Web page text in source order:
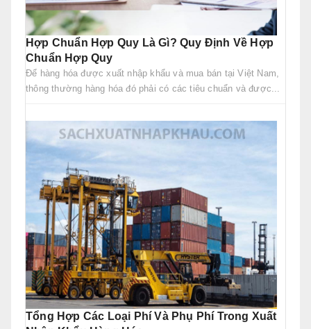
Hợp Chuẩn Hợp Quy Là Gì? Quy Định Về Hợp
Chuẩn Hợp Quy
Để hàng hóa được xuất nhập khẩu và mua bán tại Việt Nam,
thông thường hàng hóa đó phải có các tiêu chuẩn và được...
Tổng Hợp Các Loại Phí Và Phụ Phí Trong Xuất